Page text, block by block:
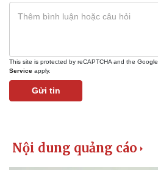
This site is protected by reCAPTCHA and the Google
Service apply.
Gửi tin